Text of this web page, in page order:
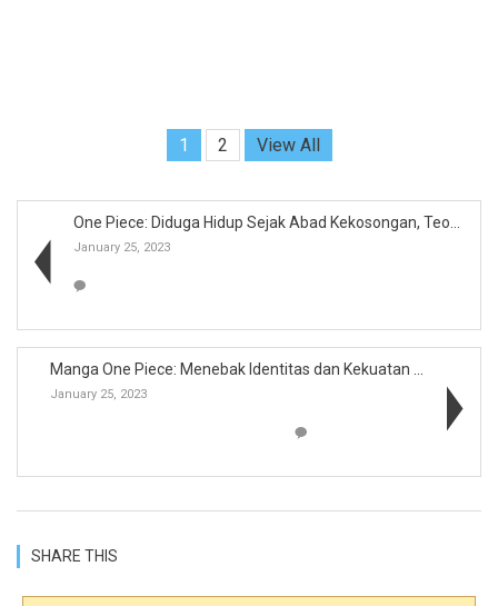
1 2 View All
One Piece: Diduga Hidup Sejak Abad Kekosongan, Teo...
January 25, 2023
January 25, 2023
SHARE THIS